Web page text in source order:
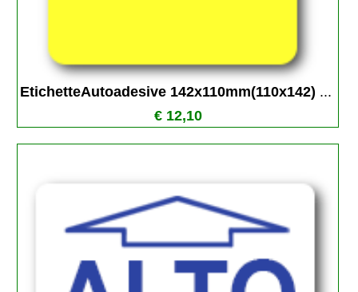
EtichetteAutoadesive 142x110mm(110x142) ...
€ 12,10